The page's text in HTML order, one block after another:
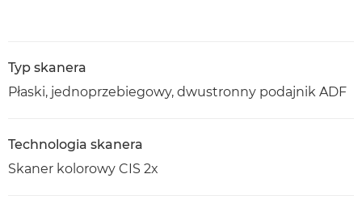
Typ skanera
Płaski, jednoprzebiegowy, dwustronny podajnik ADF
Technologia skanera
Skaner kolorowy CIS 2x